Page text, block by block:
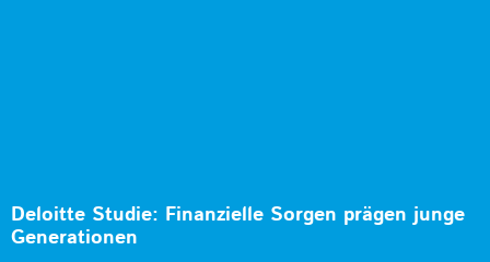
Deloitte Studie: Finanzielle Sorgen prägen junge
Generationen